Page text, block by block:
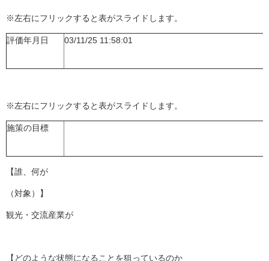
※左右にフリックすると表がスライドします。
評価年月日 03/11/25 11:58:01
※左右にフリックすると表がスライドします。
施策の目標
【誰、何が
（対象）】
観光・交流産業が
【どのような状態になることを狙っているのか